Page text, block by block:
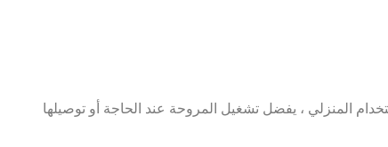
، ولكن في الاستخدام المنزلي ، يفضل تشغيل المروحة عند الحاجة أو توصيلها